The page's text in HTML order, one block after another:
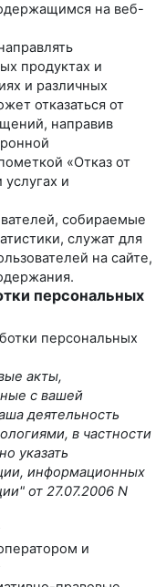
на веб-
продуктах и
и различных
отказаться от
направив
«Отказ от
и
собираемые
служат для
на сайте,
персональных
персональных
акты,
с вашей
деятельность
в частности
указать
информационных
от 27.07.2006 N
и